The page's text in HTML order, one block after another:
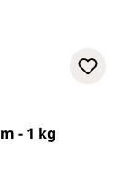
- 1 kg